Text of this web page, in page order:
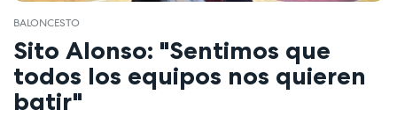
BALONCESTO
Sito Alonso: "Sentimos que
todos los equipos nos quieren
batir"